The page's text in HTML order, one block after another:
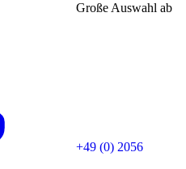
Große Auswahl ab
+49 (0) 2056